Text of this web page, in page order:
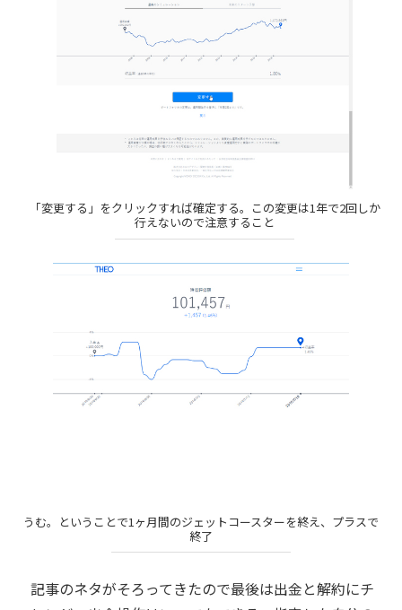
「変更する」をクリックすれば確定する。この変更は1年で2回しか
行えないので注意すること
うむ。ということで1ヶ月間のジェットコースターを終え、プラスで
終了
記事のネタがそろってきたので最後は出金と解約にチ